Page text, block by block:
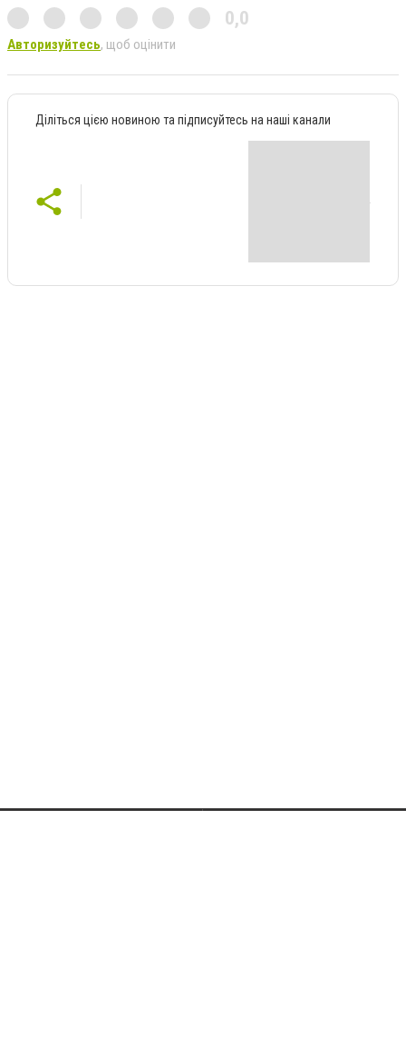
0,0
Авторизуйтесь, щоб оцінити
Діліться цією новиною та підписуйтесь на наші канали